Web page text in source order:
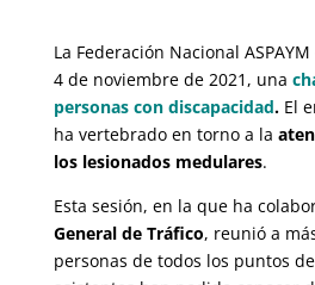
La Federación Nacional
4 de noviembre de 2021, una
personas con discapacidad. El
ha vertebrado en torno a la
los lesionados medulares.
Esta sesión, en la que ha
General de Tráfico, reunió a
personas de todos los puntos